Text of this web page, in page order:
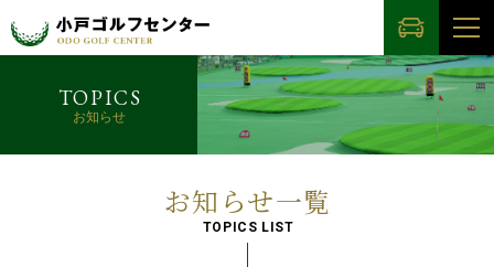
TOPICS
お知らせ
お知らせ一覧
TOPICS LIST